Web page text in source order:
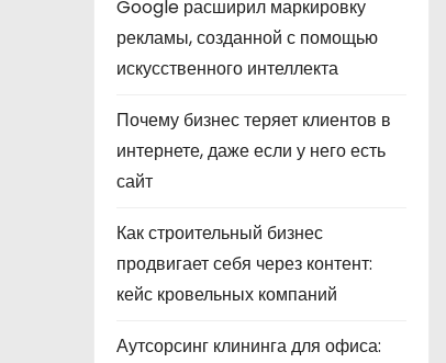
Google расширил маркировку
рекламы, созданной с помощью
искусственного интеллекта
Почему бизнес теряет клиентов в
интернете, даже если у него есть
сайт
Как строительный бизнес
продвигает себя через контент:
кейс кровельных компаний
Аутсорсинг клининга для офиса: